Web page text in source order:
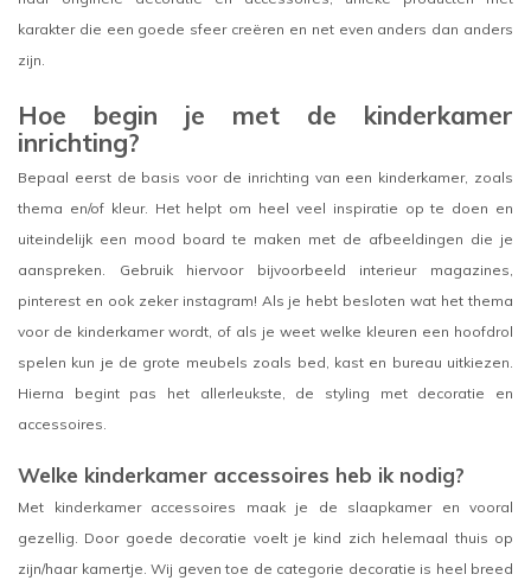
karakter die een goede sfeer creëren en net even anders dan anders
zijn.
Hoe begin je met de kinderkamer
inrichting?
Bepaal eerst de basis voor de inrichting van een kinderkamer, zoals
thema en/of kleur. Het helpt om heel veel inspiratie op te doen en
uiteindelijk een mood board te maken met de afbeeldingen die je
aanspreken. Gebruik hiervoor bijvoorbeeld interieur magazines,
pinterest en ook zeker instagram! Als je hebt besloten wat het thema
voor de kinderkamer wordt, of als je weet welke kleuren een hoofdrol
spelen kun je de grote meubels zoals bed, kast en bureau uitkiezen.
Hierna begint pas het allerleukste, de styling met decoratie en
accessoires.
Welke kinderkamer accessoires heb ik nodig?
Met kinderkamer accessoires maak je de slaapkamer en vooral
gezellig. Door goede decoratie voelt je kind zich helemaal thuis op
zijn/haar kamertje. Wij geven toe de categorie decoratie is heel breed